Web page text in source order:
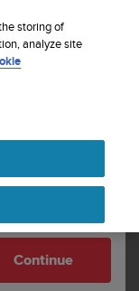
Continue
storing of
analyze site